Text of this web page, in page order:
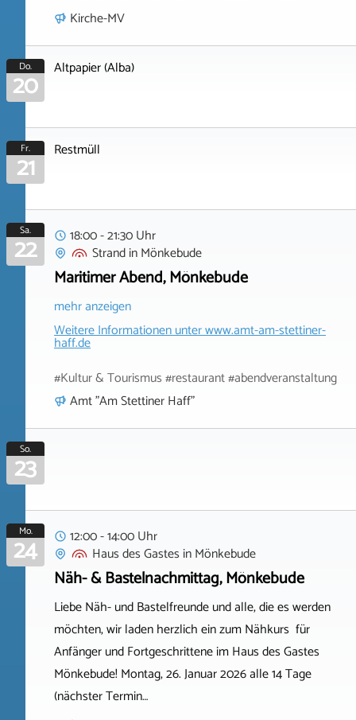
Kirche-MV
Do.
20 Altpapier (Alba)
Fr.
21 Restmüll
Sa.
22
18:00 - 21:30 Uhr
StrandinMönkebude
Maritimer Abend, Mönkebude
mehr anzeigen
Weitere Informationen unterwww.amt-am-stettiner-
haff.de
#Kultur & Tourismus #restaurant #abendveranstaltung
Amt "Am Stettiner Haff"
So.
23
Mo.
24
12:00 - 14:00 Uhr
Haus des Gastes inMönkebude
Näh- & Bastelnachmittag, Mönkebude
Liebe Näh- und Bastelfreunde und alle, die es werden
möchten, wir laden herzlich ein zum Nähkurs für
Anfänger und Fortgeschrittene im Haus des Gastes
Mönkebude! Montag, 26. Januar 2026 alle 14 Tage
(nächster Termin…